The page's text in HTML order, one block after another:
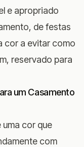
e apropriado
de festas
cor a evitar como
reservado para
um Casamento
uma cor que
com